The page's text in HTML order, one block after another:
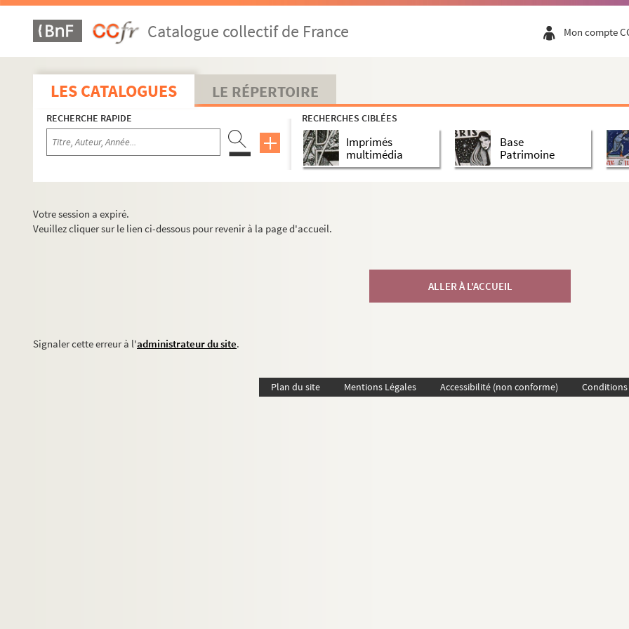
Catalogue collectif de France Mon compte
LES CATALOGUES LE RÉPERTOIRE
RECHERCHE RAPIDE RECHERCHES CIBLÉES
Imprimés
multimédia
Base
Patrimoine
Votre session a expiré.
Veuillez cliquer sur le lien ci-dessous pour revenir à la page d'accueil.
ALLER À L'ACCUEIL
Signaler cette erreur à l'administrateur du site.
Plan du site Mentions Légales Accessibilité (non conforme)